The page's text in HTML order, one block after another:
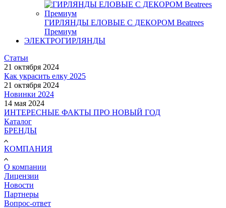
ГИРЛЯНДЫ ЕЛОВЫЕ С ДЕКОРОМ Beatrees
Премиум
ЭЛЕКТРОГИРЛЯНДЫ
Статьи
21 октября 2024
Как украсить елку 2025
21 октября 2024
Новинки 2024
14 мая 2024
ИНТЕРЕСНЫЕ ФАКТЫ ПРО НОВЫЙ ГОД
Каталог
БРЕНДЫ
КОМПАНИЯ
О компании
Лицензии
Новости
Партнеры
Вопрос-ответ